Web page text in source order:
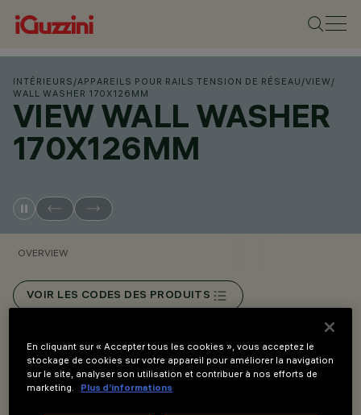
INTÉRIEURS /APPAREILS POUR RAILS TENSION DE RÉSEAU /VIEW/
WALL WASHER 170X126MM
VIEW WALL WASHER
170X126MM
OVERVIEW
VOIR LES CODES DES PRODUITS
Overview
En cliquant sur « Accepter tous les cookies », vous acceptez le
stockage de cookies sur votre appareil pour améliorer la navigation
sur le site, analyser son utilisation et contribuer à nos efforts de
marketing.
Plus d’informations